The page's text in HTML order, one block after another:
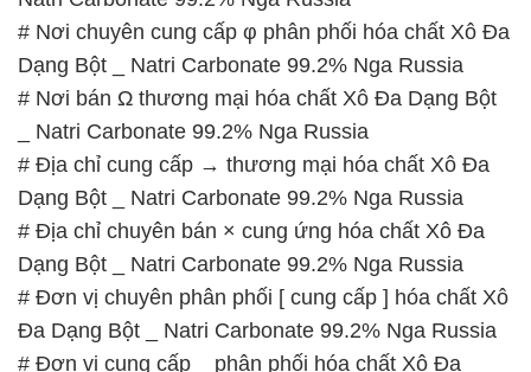
# Đơn vị chuyên phân phối [ cung cấp ] hóa chất Xô
Đa Dạng Bột _ Natri Carbonate 99.2% Nga Russia
# Đơn vị cung cấp _ phân phối hóa chất Xô Đa
Dạng Bột _ Natri Carbonate 99.2% Nga Russia
# Nơi phân phối ♥ thương mại hóa chất Xô Đa
Dạng Bột _ Natri Carbonate 99.2% Nga Russia
# Đơn vị chuyên kinh doanh π phân phối hóa chất
Xô Đa Dạng Bột _ Natri Carbonate 99.2% Nga
Russia
📞PHÒNG KINH DOANH – CÔNG TY HÓA CHẤT